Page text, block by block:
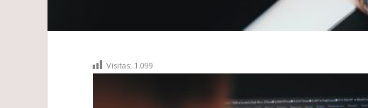
Visitas: 1.099